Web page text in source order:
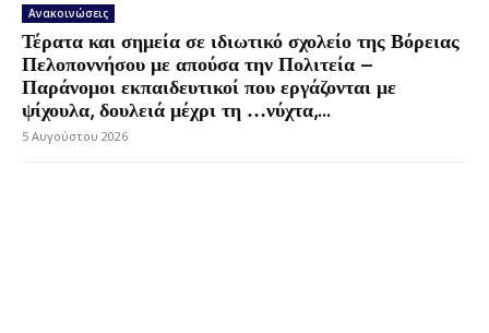
Ανακοινώσεις
Τέρατα και σημεία σε ιδιωτικό σχολείο της Βόρειας
Πελοποννήσου με απούσα την Πολιτεία –
Παράνομοι εκπαιδευτικοί που εργάζονται με
ψίχουλα, δουλειά μέχρι τη …νύχτα,...
5 Αυγούστου 2026